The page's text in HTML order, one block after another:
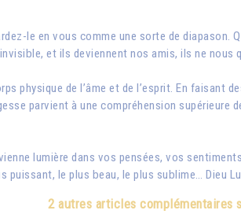
le en vous comme une sorte de diapason.
et ils deviennent nos amis, ils ne
physique de l’âme et de l’esprit. En
parvient à une compréhension supérieure
lumière dans vos pensées, vos
puissant, le plus beau, le plus sublime… Dieu
2 autres articles complémentaires